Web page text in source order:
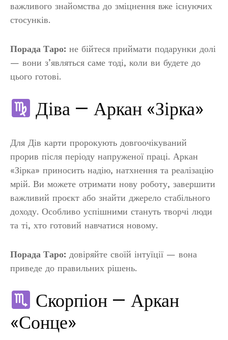
важливого знайомства до зміцнення вже існуючих
стосунків.
Порада Таро: не бійтеся приймати подарунки долі
— вони з’являться саме тоді, коли ви будете до
цього готові.
Діва — Аркан «Зірка»
Для Дів карти пророкують довгоочікуваний
прорив після періоду напруженої праці. Аркан
«Зірка» приносить надію, натхнення та реалізацію
мрій. Ви можете отримати нову роботу, завершити
важливий проєкт або знайти джерело стабільного
доходу. Особливо успішними стануть творчі люди
та ті, хто готовий навчатися новому.
Порада Таро: довіряйте своїй інтуїції — вона
приведе до правильних рішень.
Скорпіон — Аркан
«Сонце»